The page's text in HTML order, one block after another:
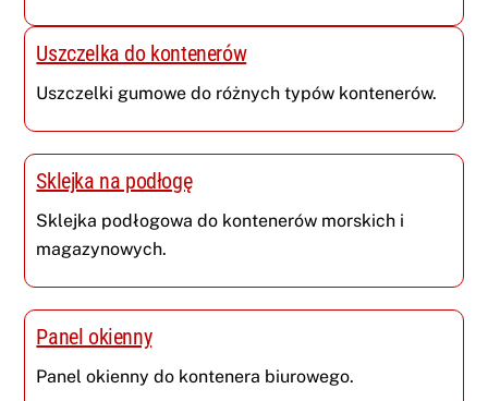
Uszczelka do kontenerów
Uszczelki gumowe do różnych typów kontenerów.
Sklejka na podłogę
Sklejka podłogowa do kontenerów morskich i
magazynowych.
Panel okienny
Panel okienny do kontenera biurowego.